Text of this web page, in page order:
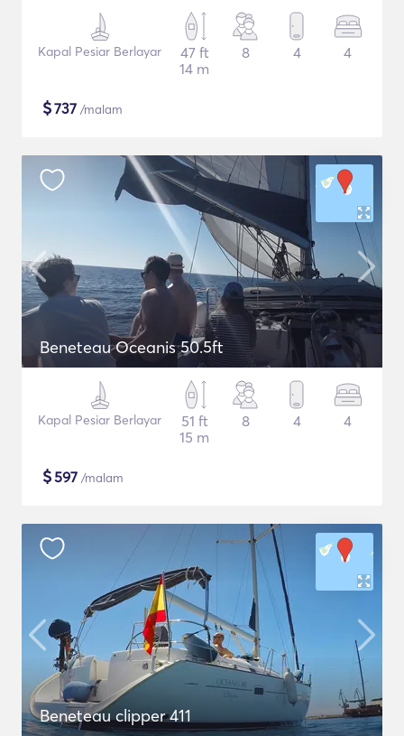
Kapal Pesiar Berlayar
47 ft
14 m
8 4 4
$737 /malam
Beneteau Oceanis 50.5ft
Kapal Pesiar Berlayar
51 ft
15 m
8 4 4
$597 /malam
Beneteau clipper 411